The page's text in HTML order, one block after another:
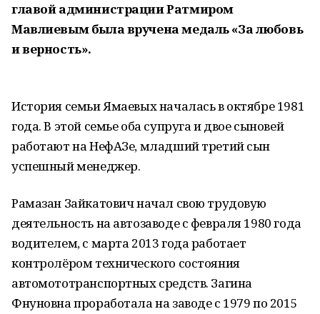
главой администрации Ратмиром
Мавлиевым была вручена медаль «За любовь
и верность».
История семьи Ямаевых началась в октябре 1981
года. В этой семье оба супруга и двое сыновей
работают на НефАЗе, младший третий сын
успешный менеджер.
Рамазан Зайкатович начал свою трудовую
деятельность на автозаводе с февраля 1980 года
водителем, с марта 2013 года работает
контролёром технического состояния
автомототранспортных средств. Загина
Фнуновна проработала на заводе с 1979 по 2015